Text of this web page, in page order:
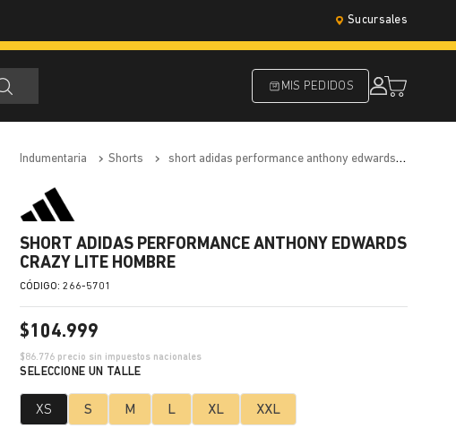
Sucursales
MIS PEDIDOS
indumentaria shorts short adidas performance anthony edwards crazy lite hombre
SHORT ADIDAS PERFORMANCE ANTHONY EDWARDS
CRAZY LITE HOMBRE
:266-5701
$104.999
$86.776 precio sin impuestos nacionales
XS S M L XL XXL